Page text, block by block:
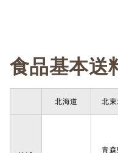
食品基
北海道 北東
青森